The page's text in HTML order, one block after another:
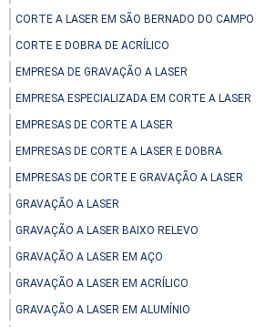
CORTE A LASER EM SÃO BERNADO DO CAMPO
CORTE E DOBRA DE ACRÍLICO
EMPRESA DE GRAVAÇÃO A LASER
EMPRESA ESPECIALIZADA EM CORTE A LASER
EMPRESAS DE CORTE A LASER
EMPRESAS DE CORTE A LASER E DOBRA
EMPRESAS DE CORTE E GRAVAÇÃO A LASER
GRAVAÇÃO A LASER
GRAVAÇÃO A LASER BAIXO RELEVO
GRAVAÇÃO A LASER EM AÇO
GRAVAÇÃO A LASER EM ACRÍLICO
GRAVAÇÃO A LASER EM ALUMÍNIO